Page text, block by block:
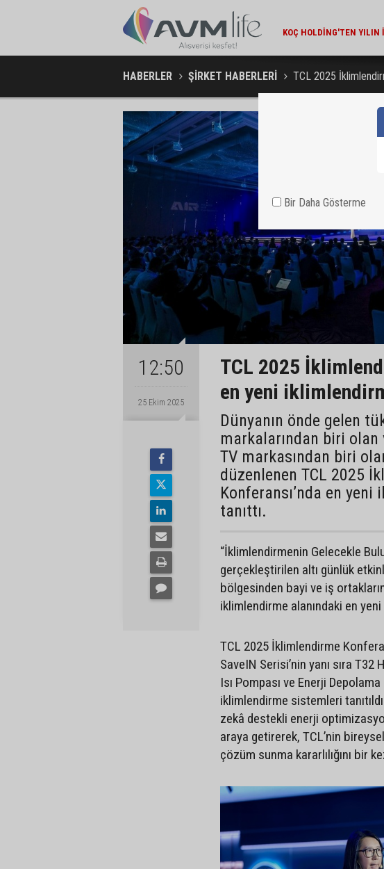
EKONOMI / 15:45
KOÇ HOLDING'TEN YILIN İLK 6 AYINDA 1,7 MILYAR DOLARLIK
KOMBINE YATIRIM
AMBALAJLI SU
HABERLER ŞİRKET HABERLERİ TCL 2025
12:50
25 Ekim 2025
TCL 2025
en yeni
Dünyanın önde gelen
markalarından biri
TV markasından biri
düzenlenen TCL 2025
Konferansı’nda en
tanıttı.
“İklimlendirmenin Gelecekle
gerçekleştirilen altı günlük
bölgesinden bayi ve iş
iklimlendirme alanındaki en
TCL 2025 İklimlendirme
SaveIN Serisi’nin yanı sıra
Isı Pompası ve Enerji
iklimlendirme sistemleri
zekâ destekli enerji
araya getirerek, TCL’nin
çözüm sunma kararlılığını bir
Bir Daha Gösterme